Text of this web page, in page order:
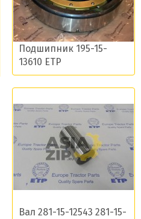
Подшипник 195-15-
13610 ETP
Вал 281-15-12543 281-15-